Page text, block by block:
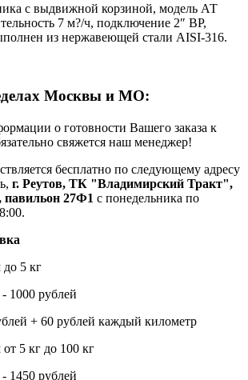
с выдвижной корзиной, модель АТ
7 м?/ч, подключение 2″ ВР,
из нержавеющей стали AISI-316.
Москвы и МО:
о готовности Вашего заказа к
свяжется наш менеджер!
бесплатно по следующему адресу
г. Реутов, ТК "Владимирский Тракт",
павильон 27Ф1 с понедельника по
до 5 кг
рублей
+ 60 рублей каждый километр
от 5 кг до 100 кг
рублей